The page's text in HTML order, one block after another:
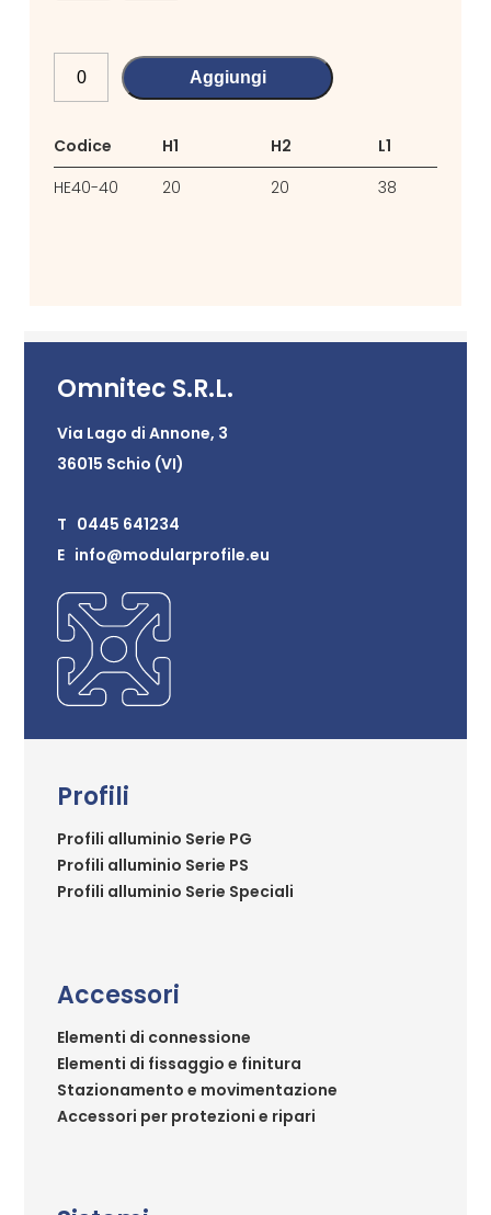
Aggiungi
Codice
HE40-40
H1
20
H2
20
L1
38
Omnitec S.R.L.
Via Lago di Annone, 3
36015 Schio (VI)
T 0445 641234
E info@modularprofile.eu
Profili
Profili alluminio Serie PG
Profili alluminio Serie PS
Profili alluminio Serie Speciali
Accessori
Elementi di connessione
Elementi di fissaggio e finitura
Stazionamento e movimentazione
Accessori per protezioni e ripari